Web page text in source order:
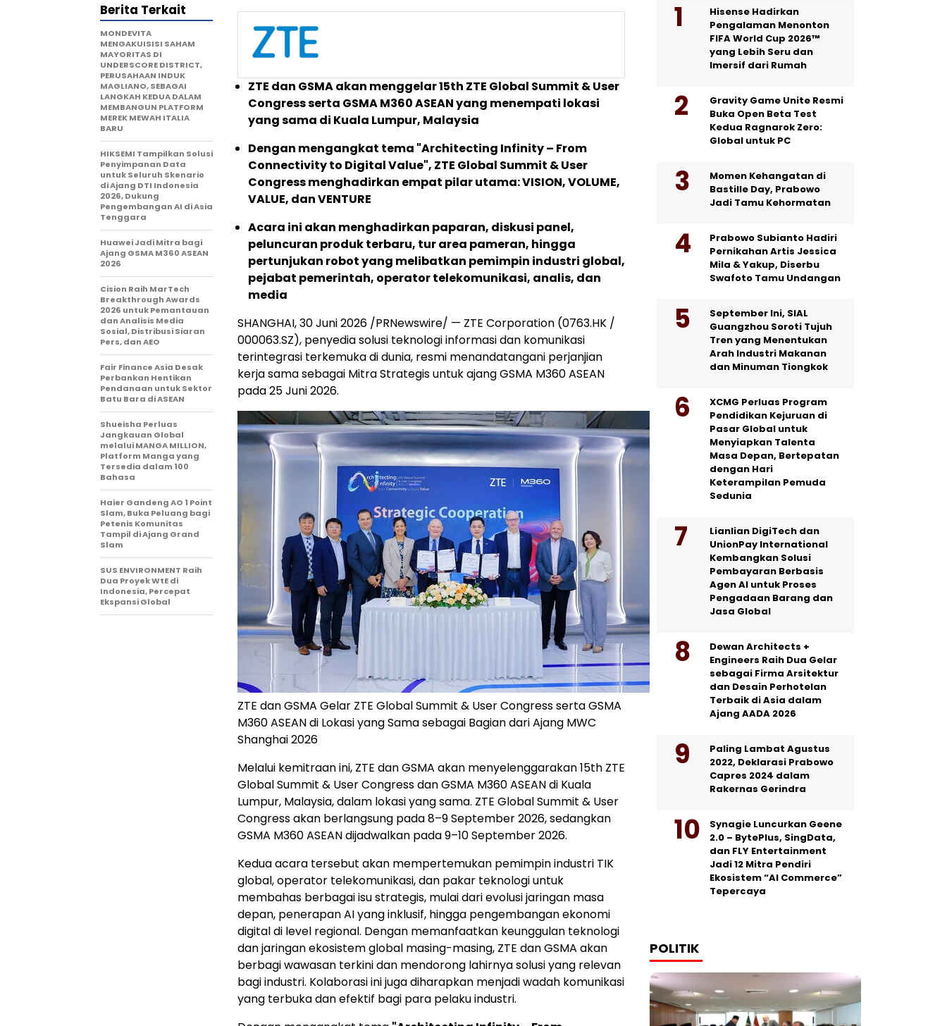
ZTE dan GSMA akan menggelar 15th ZTE Global Summit & User
Congress serta GSMA M360 ASEAN yang menempati lokasi
yang sama di Kuala Lumpur, Malaysia
Dengan mengangkat tema "Architecting Infinity – From
Connectivity to Digital Value", ZTE Global Summit & User
Congress menghadirkan empat pilar utama: VISION, VOLUME,
VALUE, dan VENTURE
Acara ini akan menghadirkan paparan, diskusi panel,
peluncuran produk terbaru, tur area pameran, hingga
pertunjukan robot yang melibatkan pemimpin industri global,
pejabat pemerintah, operator telekomunikasi, analis, dan
media
SHANGHAI, 30 Juni 2026 /PRNewswire/ — ZTE Corporation (0763.HK /
000063.SZ), penyedia solusi teknologi informasi dan komunikasi
terintegrasi terkemuka di dunia, resmi menandatangani perjanjian
kerja sama sebagai Mitra Strategis untuk ajang GSMA M360 ASEAN
pada 25 Juni 2026.
ZTE dan GSMA Gelar ZTE Global Summit & User Congress serta GSMA
M360 ASEAN di Lokasi yang Sama sebagai Bagian dari Ajang MWC
Shanghai 2026
Melalui kemitraan ini, ZTE dan GSMA akan menyelenggarakan 15th ZTE
Global Summit & User Congress dan GSMA M360 ASEAN di Kuala
Lumpur, Malaysia, dalam lokasi yang sama. ZTE Global Summit & User
Congress akan berlangsung pada 8–9 September 2026, sedangkan
GSMA M360 ASEAN dijadwalkan pada 9–10 September 2026.
Kedua acara tersebut akan mempertemukan pemimpin industri TIK
global, operator telekomunikasi, dan pakar teknologi untuk
membahas berbagai isu strategis, mulai dari evolusi jaringan masa
depan, penerapan AI yang inklusif, hingga pengembangan ekonomi
digital di level regional. Dengan memanfaatkan keunggulan teknologi
dan jaringan ekosistem global masing-masing, ZTE dan GSMA akan
berbagi wawasan terkini dan mendorong lahirnya solusi yang relevan
bagi industri. Kolaborasi ini juga diharapkan menjadi wadah komunikasi
yang terbuka dan efektif bagi para pelaku industri.
Berita Terkait
MONDEVITA
MENGAKUISISI SAHAM
MAYORITAS DI
UNDERSCORE DISTRICT,
PERUSAHAAN INDUK
MAGLIANO, SEBAGAI
LANGKAH KEDUA DALAM
MEMBANGUN PLATFORM
MEREK MEWAH ITALIA
BARU
HIKSEMI Tampilkan Solusi
Penyimpanan Data
untuk Seluruh Skenario
di Ajang DTI Indonesia
2026, Dukung
Pengembangan AI di Asia
Tenggara
Huawei Jadi Mitra bagi
Ajang GSMA M360 ASEAN
2026
Cision Raih MarTech
Breakthrough Awards
2026 untuk Pemantauan
dan Analisis Media
Sosial, Distribusi Siaran
Pers, dan AEO
Fair Finance Asia Desak
Perbankan Hentikan
Pendanaan untuk Sektor
Batu Bara di ASEAN
Shueisha Perluas
Jangkauan Global
melalui MANGA MILLION,
Platform Manga yang
Tersedia dalam 100
Bahasa
Haier Gandeng AO 1 Point
Slam, Buka Peluang bagi
Petenis Komunitas
Tampil di Ajang Grand
Slam
SUS ENVIRONMENT Raih
Dua Proyek WtE di
Indonesia, Percepat
Ekspansi Global
Hisense Hadirkan
Pengalaman Menonton
FIFA World Cup 2026™
yang Lebih Seru dan
Imersif dari Rumah
Gravity Game Unite Resmi
Buka Open Beta Test
Kedua Ragnarok Zero:
Global untuk PC
Momen Kehangatan di
Bastille Day, Prabowo
Jadi Tamu Kehormatan
Prabowo Subianto Hadiri
Pernikahan Artis Jessica
Mila & Yakup, Diserbu
Swafoto Tamu Undangan
September Ini, SIAL
Guangzhou Soroti Tujuh
Tren yang Menentukan
Arah Industri Makanan
dan Minuman Tiongkok
XCMG Perluas Program
Pendidikan Kejuruan di
Pasar Global untuk
Menyiapkan Talenta
Masa Depan, Bertepatan
dengan Hari
Keterampilan Pemuda
Sedunia
Lianlian DigiTech dan
UnionPay International
Kembangkan Solusi
Pembayaran Berbasis
Agen AI untuk Proses
Pengadaan Barang dan
Jasa Global
Dewan Architects +
Engineers Raih Dua Gelar
sebagai Firma Arsitektur
dan Desain Perhotelan
Terbaik di Asia dalam
Ajang AADA 2026
Paling Lambat Agustus
2022, Deklarasi Prabowo
Capres 2024 dalam
Rakernas Gerindra
Synagie Luncurkan Geene
2.0 – BytePlus, SingData,
dan FLY Entertainment
Jadi 12 Mitra Pendiri
Ekosistem “AI Commerce”
Tepercaya
POLITIK